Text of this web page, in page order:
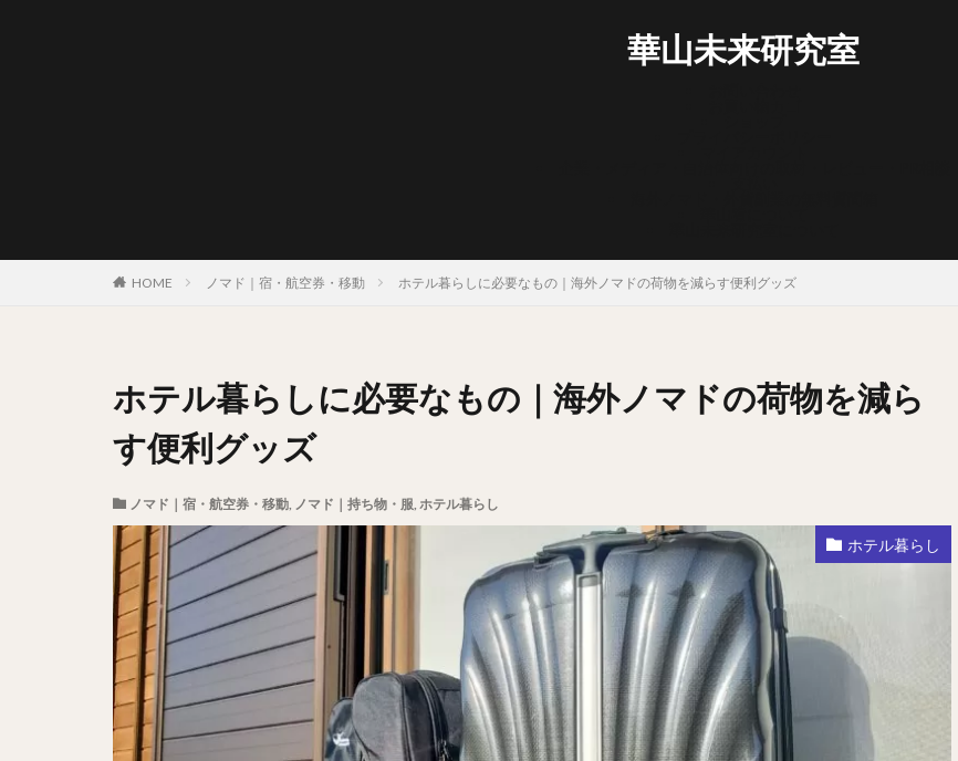
華山未来研究室
HOME ノマド｜宿・航空券・移動 ホテル暮らしに必要なもの｜海外ノマドの荷物を減らす便利グッズ
ホテル暮らしに必要なもの｜海外ノマドの荷物を減ら
す便利グッズ
ノマド｜宿・航空券・移動, ノマド｜持ち物・服, ホテル暮らし
ホテル暮らし